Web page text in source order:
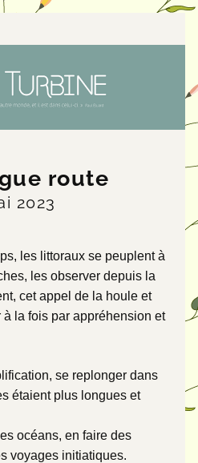
route
2023
les littoraux se peuplent à
les observer depuis la
cet appel de la houle et
la fois par appréhension et
se replonger dans
étaient plus longues et
océans, en faire des
voyages initiatiques.